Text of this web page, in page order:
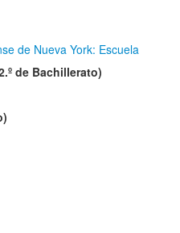
de Bachillerato)